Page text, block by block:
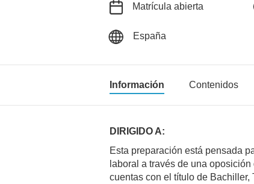
Matrícula abierta
España
Información Contenidos
DIRIGIDO A:
Esta preparación está pensada
laboral a través de una
cuentas con el título de